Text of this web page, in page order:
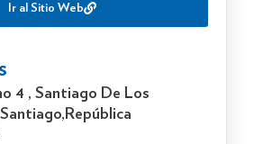
Ir al Sitio Web
4 , Santiago De Los